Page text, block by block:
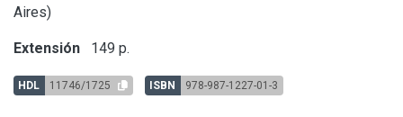
Aires)
Extensión 149 p.
HDL 11746/1725 ISBN 978-987-1227-01-3